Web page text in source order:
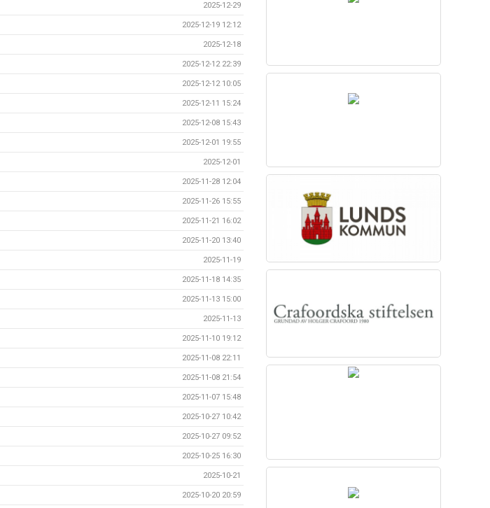
2025-12-29
2025-12-19 12:12
2025-12-18
2025-12-12 22:39
2025-12-12 10:05
2025-12-11 15:24
2025-12-08 15:43
2025-12-01 19:55
2025-12-01
2025-11-28 12:04
2025-11-26 15:55
2025-11-21 16:02
2025-11-20 13:40
2025-11-19
2025-11-18 14:35
2025-11-13 15:00
2025-11-13
2025-11-10 19:12
2025-11-08 22:11
2025-11-08 21:54
2025-11-07 15:48
2025-10-27 10:42
2025-10-27 09:52
2025-10-25 16:30
2025-10-21
2025-10-20 20:59